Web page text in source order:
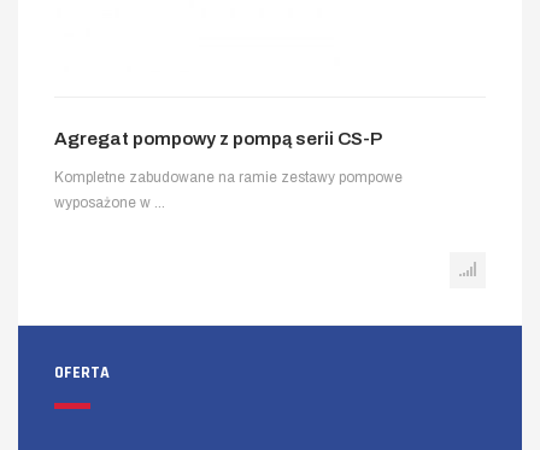
Agregat pompowy z pompą serii CS-P
Kompletne zabudowane na ramie zestawy pompowe
wyposażone w ...
OFERTA